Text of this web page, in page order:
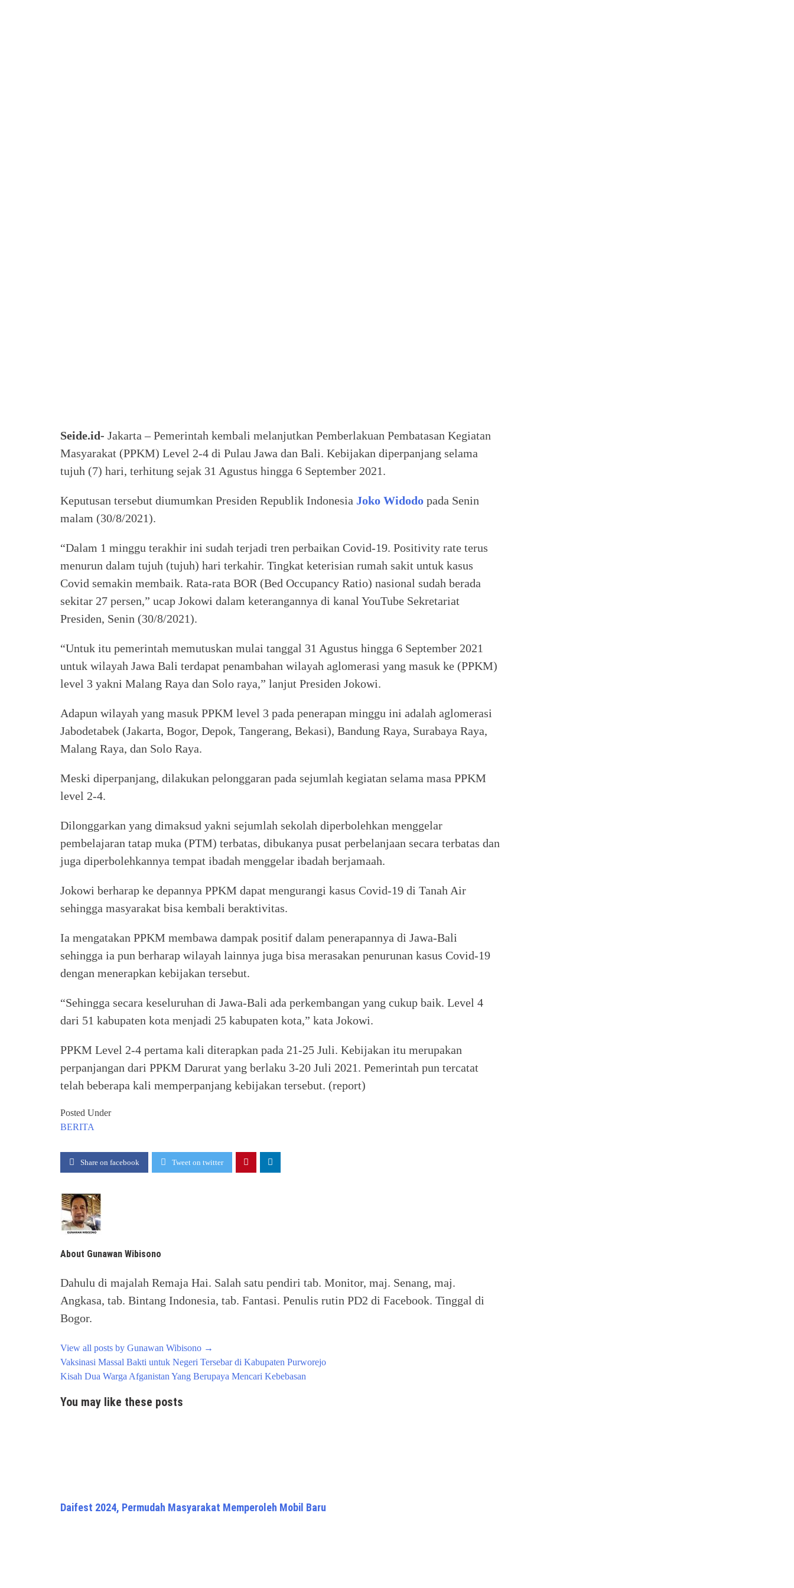
Seide.id- Jakarta – Pemerintah kembali melanjutkan Pemberlakuan Pembatasan Kegiatan
Masyarakat (PPKM) Level 2-4 di Pulau Jawa dan Bali. Kebijakan diperpanjang selama
tujuh (7) hari, terhitung sejak 31 Agustus hingga 6 September 2021.
Keputusan tersebut diumumkan Presiden Republik Indonesia Joko Widodo pada Senin
malam (30/8/2021).
“Dalam 1 minggu terakhir ini sudah terjadi tren perbaikan Covid-19. Positivity rate terus
menurun dalam tujuh (tujuh) hari terkahir. Tingkat keterisian rumah sakit untuk kasus
Covid semakin membaik. Rata-rata BOR (Bed Occupancy Ratio) nasional sudah berada
sekitar 27 persen,” ucap Jokowi dalam keterangannya di kanal YouTube Sekretariat
Presiden, Senin (30/8/2021).
“Untuk itu pemerintah memutuskan mulai tanggal 31 Agustus hingga 6 September 2021
untuk wilayah Jawa Bali terdapat penambahan wilayah aglomerasi yang masuk ke (PPKM)
level 3 yakni Malang Raya dan Solo raya,” lanjut Presiden Jokowi.
Adapun wilayah yang masuk PPKM level 3 pada penerapan minggu ini adalah aglomerasi
Jabodetabek (Jakarta, Bogor, Depok, Tangerang, Bekasi), Bandung Raya, Surabaya Raya,
Malang Raya, dan Solo Raya.
Meski diperpanjang, dilakukan pelonggaran pada sejumlah kegiatan selama masa PPKM
level 2-4.
Dilonggarkan yang dimaksud yakni sejumlah sekolah diperbolehkan menggelar
pembelajaran tatap muka (PTM) terbatas, dibukanya pusat perbelanjaan secara terbatas dan
juga diperbolehkannya tempat ibadah menggelar ibadah berjamaah.
Jokowi berharap ke depannya PPKM dapat mengurangi kasus Covid-19 di Tanah Air
sehingga masyarakat bisa kembali beraktivitas.
Ia mengatakan PPKM membawa dampak positif dalam penerapannya di Jawa-Bali
sehingga ia pun berharap wilayah lainnya juga bisa merasakan penurunan kasus Covid-19
dengan menerapkan kebijakan tersebut.
“Sehingga secara keseluruhan di Jawa-Bali ada perkembangan yang cukup baik. Level 4
dari 51 kabupaten kota menjadi 25 kabupaten kota,” kata Jokowi.
PPKM Level 2-4 pertama kali diterapkan pada 21-25 Juli. Kebijakan itu merupakan
perpanjangan dari PPKM Darurat yang berlaku 3-20 Juli 2021. Pemerintah pun tercatat
telah beberapa kali memperpanjang kebijakan tersebut. (report)
Posted Under
BERITA
Share on facebook Tweet on twitter
About Gunawan Wibisono
Dahulu di majalah Remaja Hai. Salah satu pendiri tab. Monitor, maj. Senang, maj.
Angkasa, tab. Bintang Indonesia, tab. Fantasi. Penulis rutin PD2 di Facebook. Tinggal di
Bogor.
View all posts by Gunawan Wibisono →
Post
navigation
Vaksinasi Massal Bakti untuk Negeri Tersebar di Kabupaten Purworejo
Kisah Dua Warga Afganistan Yang Berupaya Mencari Kebebasan
You may like these posts
Daifest 2024, Permudah Masyarakat Memperoleh Mobil Baru